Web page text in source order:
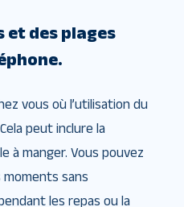
et des plages
vous où l’utilisation du
peut inclure la
à manger. Vous pouvez
sans
les repas ou la